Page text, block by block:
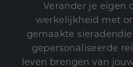
Verander je eigen
werkelijkheid met
gemaakte
gepersonaliseerde
leven brengen van